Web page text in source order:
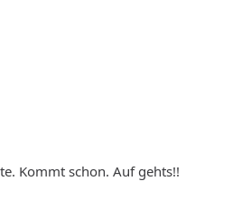
Kommt schon. Auf gehts!!